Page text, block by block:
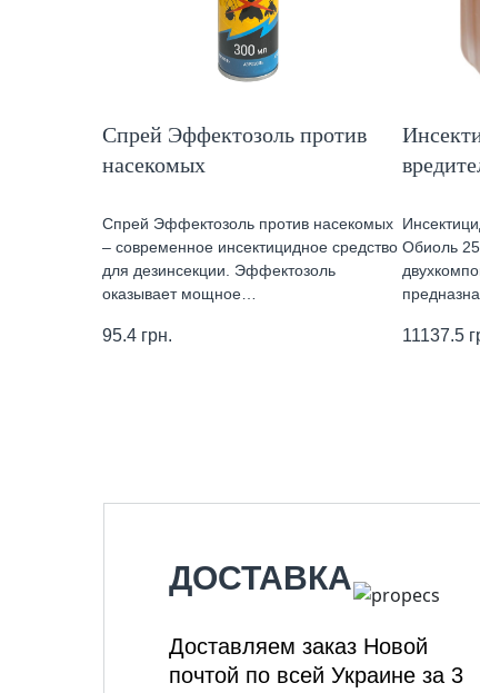
Спрей Эффектозоль против
насекомых
Спрей Эффектозоль против насекомых
– современное инсектицидное средство
для дезинсекции. Эффектозоль
оказывает мощное…
95.4 грн.
Обиоль
11137.5
ДОСТАВКА
Доставляем заказ Новой
почтой по всей Украине за 3